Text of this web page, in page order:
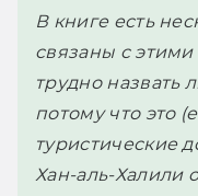
В книге есть
связаны с
трудно назвать
потому что это
туристические
Хан-аль-Халили